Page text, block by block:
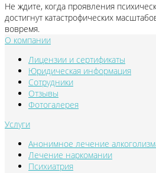
Не ждите, когда проявления
достигнут катастрофических
вовремя.
О компании
Лицензии и сертификаты
Юридическая информация
Сотрудники
Отзывы
Фотогалерея
Услуги
Анонимное лечение
Лечение наркомании
Психиатрия